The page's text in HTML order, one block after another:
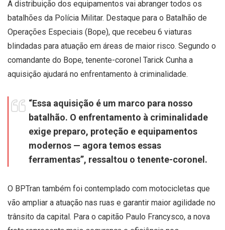
A distribuição dos equipamentos vai abranger todos os
batalhões da Polícia Militar. Destaque para o Batalhão de
Operações Especiais (Bope), que recebeu 6 viaturas
blindadas para atuação em áreas de maior risco. Segundo o
comandante do Bope, tenente-coronel Tarick Cunha a
aquisição ajudará no enfrentamento à criminalidade.
“Essa aquisição é um marco para nosso
batalhão. O enfrentamento à criminalidade
exige preparo, proteção e equipamentos
modernos — agora temos essas
ferramentas”, ressaltou o tenente-coronel.
O BPTran também foi contemplado com motocicletas que
vão ampliar a atuação nas ruas e garantir maior agilidade no
trânsito da capital. Para o capitão Paulo Francysco, a nova